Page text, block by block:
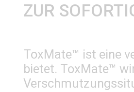
ZUR
ToxMate™ ist eine
bietet. ToxMate™